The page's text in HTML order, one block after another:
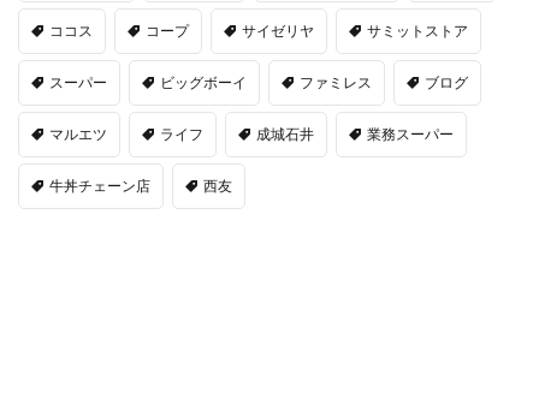
ココス コープ サイゼリヤ サミットストア
スーパー ビッグボーイ ファミレス ブログ
マルエツ ライフ 成城石井 業務スーパー
牛丼チェーン店 西友